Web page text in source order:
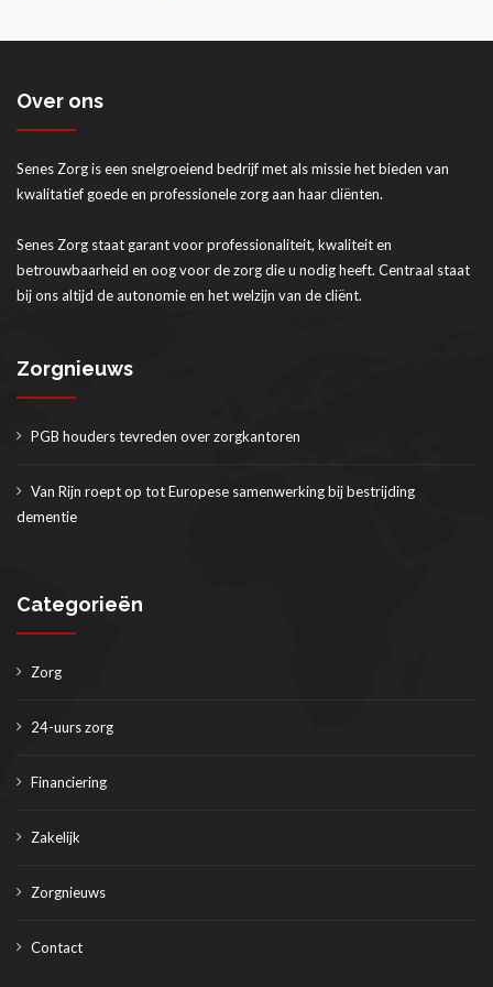
Over ons
Senes Zorg is een snelgroeiend bedrijf met als missie het bieden van
kwalitatief goede en professionele zorg aan haar cliënten.
Senes Zorg staat garant voor professionaliteit, kwaliteit en
betrouwbaarheid en oog voor de zorg die u nodig heeft. Centraal staat
bij ons altijd de autonomie en het welzijn van de cliënt.
Zorgnieuws
PGB houders tevreden over zorgkantoren
Van Rijn roept op tot Europese samenwerking bij bestrijding
dementie
Categorieën
Zorg
24-uurs zorg
Financiering
Zakelijk
Zorgnieuws
Contact